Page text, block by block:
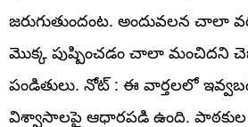
జరుగుతుందంట. అందువలన చాలా
మొక్క పుష్పించడం చాలా మంచిదని
పండితులు. నోట్ : ఈ వార్తలలో
విశ్వాసాలపై ఆధారపడి ఉంది. పాఠకుల